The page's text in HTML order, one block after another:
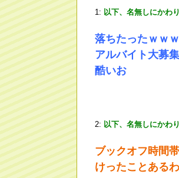
1: 以下、名無しにかわ
落ちたったｗｗ
アルバイト大募
酷いお
2: 以下、名無しにかわ
ブックオフ時間
けったことある